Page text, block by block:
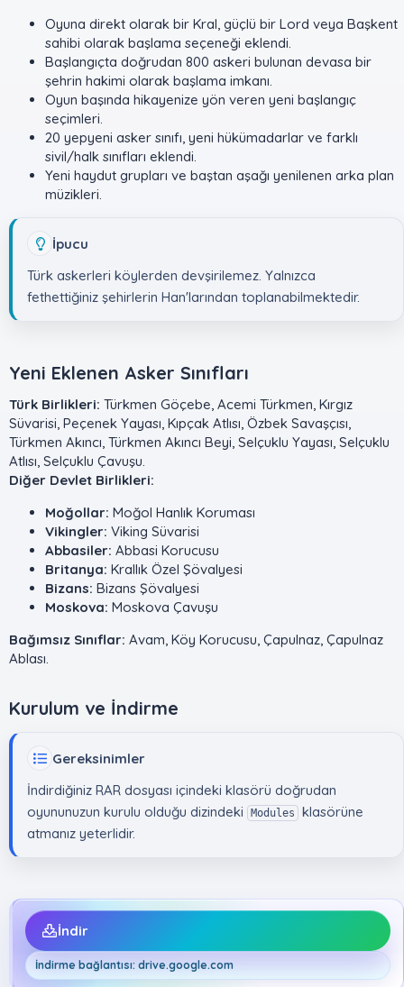
Oyuna direkt olarak bir Kral, güçlü bir Lord veya Başkent
sahibi olarak başlama seçeneği eklendi.
Başlangıçta doğrudan 800 askeri bulunan devasa bir
şehrin hakimi olarak başlama imkanı.
Oyun başında hikayenize yön veren yeni başlangıç
seçimleri.
20 yepyeni asker sınıfı, yeni hükümadarlar ve farklı
sivil/halk sınıfları eklendi.
Yeni haydut grupları ve baştan aşağı yenilenen arka plan
müzikleri.
İpucu
Türk askerleri köylerden devşirilemez. Yalnızca
fethettiğiniz şehirlerin Han'larından toplanabilmektedir.
Yeni Eklenen Asker Sınıfları​
Türk Birlikleri: Türkmen Göçebe, Acemi Türkmen, Kırgız
Süvarisi, Peçenek Yayası, Kıpçak Atlısı, Özbek Savaşçısı,
Türkmen Akıncı, Türkmen Akıncı Beyi, Selçuklu Yayası, Selçuklu
Atlısı, Selçuklu Çavuşu.
Diğer Devlet Birlikleri:
Moğollar: Moğol Hanlık Koruması
Vikingler: Viking Süvarisi
Abbasiler: Abbasi Korucusu
Britanya: Krallık Özel Şövalyesi
Bizans: Bizans Şövalyesi
Moskova: Moskova Çavuşu
Bağımsız Sınıflar: Avam, Köy Korucusu, Çapulnaz, Çapulnaz
Ablası.
Kurulum ve İndirme​
Gereksinimler
İndirdiğiniz RAR dosyası içindeki klasörü doğrudan
oyununuzun kurulu olduğu dizindeki
Modules
klasörüne
atmanız yeterlidir.
İndir
İndirme bağlantısı: drive.google.com